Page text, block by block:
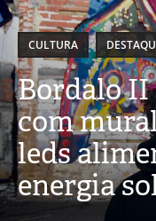
CULTURA
Bordalo II
com
leds
energia